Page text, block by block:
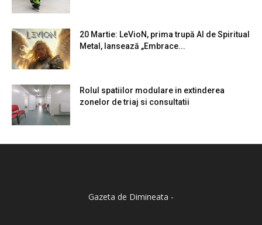
20 Martie: LeVioN, prima trupă AI de Spiritual
Metal, lansează „Embrace...
Rolul spatiilor modulare in extinderea
zonelor de triaj si consultatii
Gazeta de Dimineata -